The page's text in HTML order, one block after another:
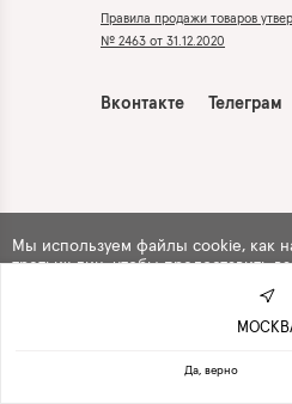
Правила продажи товаров
№ 2463 от 31.12.2020
Вконтакте Телеграм
Мы используем файлы cookie, как
третьих лиц, чтобы предоставить
использовании сайта. Продолжая
с их
Да, верно